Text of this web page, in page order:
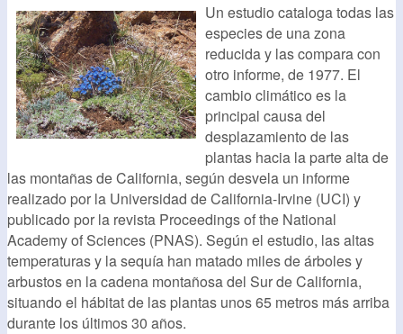
Un estudio cataloga todas las
especies de una zona
reducida y las compara con
otro informe, de 1977. El
cambio climático es la
principal causa del
desplazamiento de las
plantas hacia la parte alta de
las montañas de California, según desvela un informe
realizado por la Universidad de California-Irvine (UCI) y
publicado por la revista Proceedings of the National
Academy of Sciences (PNAS). Según el estudio, las altas
temperaturas y la sequía han matado miles de árboles y
arbustos en la cadena montañosa del Sur de California,
situando el hábitat de las plantas unos 65 metros más arriba
durante los últimos 30 años.